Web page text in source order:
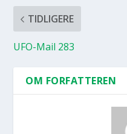
TIDLIGERE
UFO-Mail 283
OM FORFATTEREN